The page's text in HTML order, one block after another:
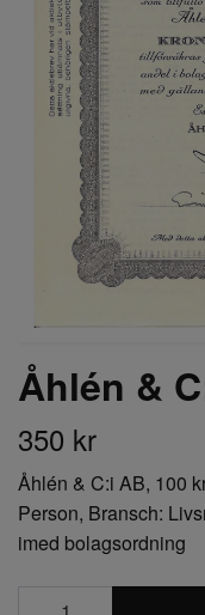
Åhlén &
350 kr
Åhlén & C:i AB, 100
Person, Bransch:
imed bolagsordning